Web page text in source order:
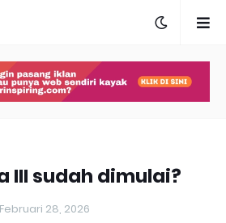
III sudah dimulai?
Februari 28, 2026